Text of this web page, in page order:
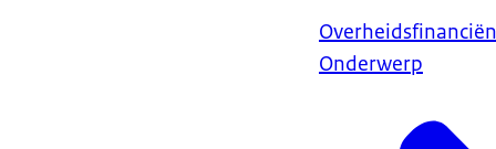
Overheidsfinanciën
Onderwerp